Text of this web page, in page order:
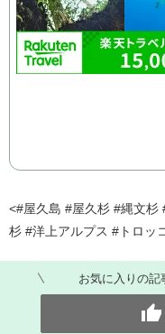
<#屋久島 #屋久杉 #縄文杉
杉 #洋上アルプス #トロッ
お気に入りの記